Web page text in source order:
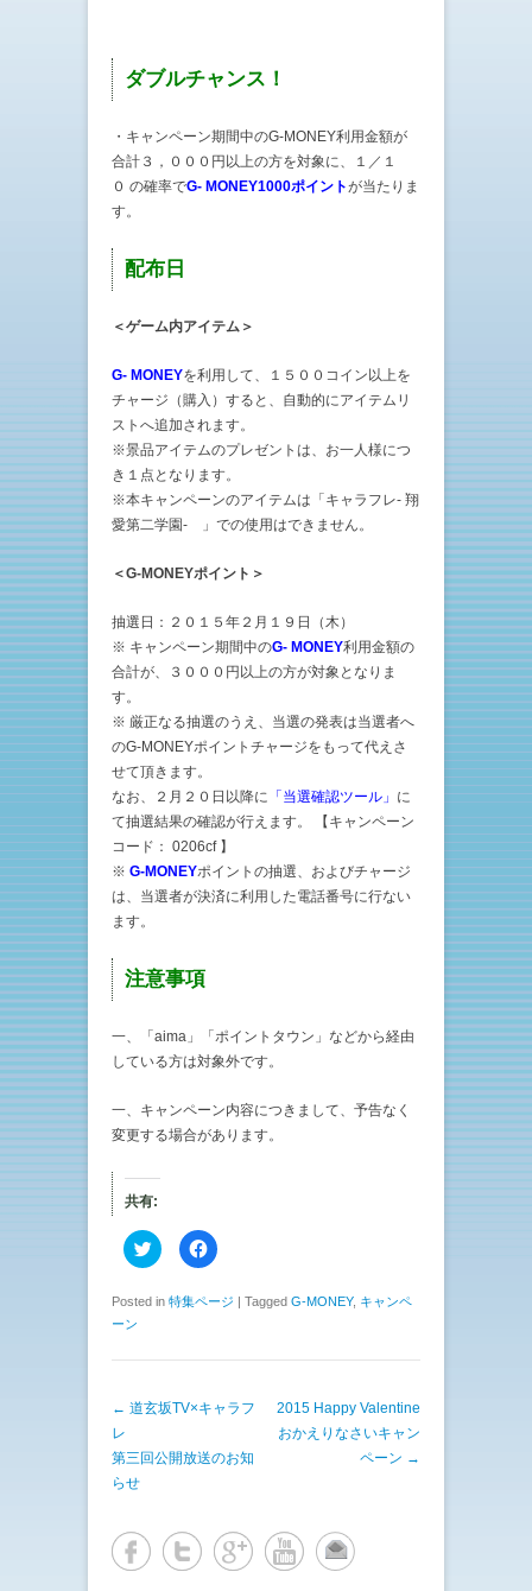
ダブルチャンス！
・キャンペーン期間中のG-MONEY利用金額が
合計３，０００円以上の方を対象に、１／１
０ の確率でG- MONEY1000ポイントが当たりま
す。
配布日
＜ゲーム内アイテム＞
G- MONEYを利用して、１５００コイン以上を
チャージ（購入）すると、自動的にアイテムリ
ストへ追加されます。
※景品アイテムのプレゼントは、お一人様につ
き１点となります。
※本キャンペーンのアイテムは「キャラフレ- 翔
愛第二学園- 」での使用はできません。
＜G-MONEYポイント＞
抽選日：２０１５年２月１９日（木）
※ キャンペーン期間中のG- MONEY利用金額の
合計が、３０００円以上の方が対象となりま
す。
※ 厳正なる抽選のうえ、当選の発表は当選者へ
のG-MONEYポイントチャージをもって代えさ
せて頂きます。
なお、２月２０日以降に 「当選確認ツール」 に
て抽選結果の確認が行えます。 【キャンペーン
コード： 0206cf 】
※ G-MONEYポイントの抽選、およびチャージ
は、当選者が決済に利用した電話番号に行ない
ます。
注意事項
一、「aima」「ポイントタウン」などから経由
している方は対象外です。
一、キャンペーン内容につきまして、予告なく
変更する場合があります。
共有:
ク
リ
し
i
e
r
有
ィ
ン
F
a
b
で
す
る
ク
く
だ
さ
Posted in 特集ページ | Tagged G-MONEY, キャンペ
ーン
投稿ナビゲーション
← 道玄坂TV×キャラフ
レ
第三回公開放送のお知
らせ
2015 Happy Valentine
おかえりなさいキャン
ペーン →